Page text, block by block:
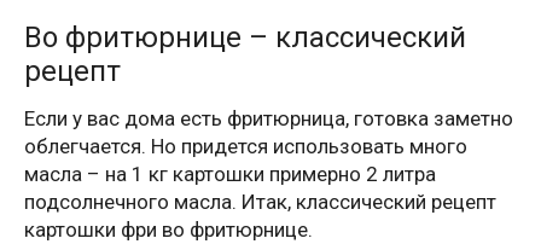
Во фритюрнице – классический
рецепт
Если у вас дома есть фритюрница, готовка заметно
облегчается. Но придется использовать много
масла – на 1 кг картошки примерно 2 литра
подсолнечного масла. Итак, классический рецепт
картошки фри во фритюрнице.